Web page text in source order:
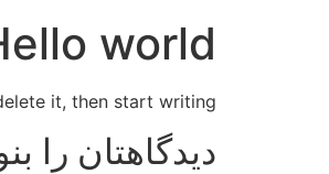
world!
it, then start writing!
دیدگاهتان را